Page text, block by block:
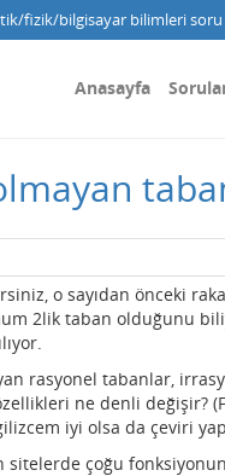
fizik/bilgisayar bilimleri
Anasayfa
o sayıdan önceki
2lik taban olduğunu
rasyonel tabanlar,
ne denli değişir?
iyi olsa da çeviri
sitelerde çoğu